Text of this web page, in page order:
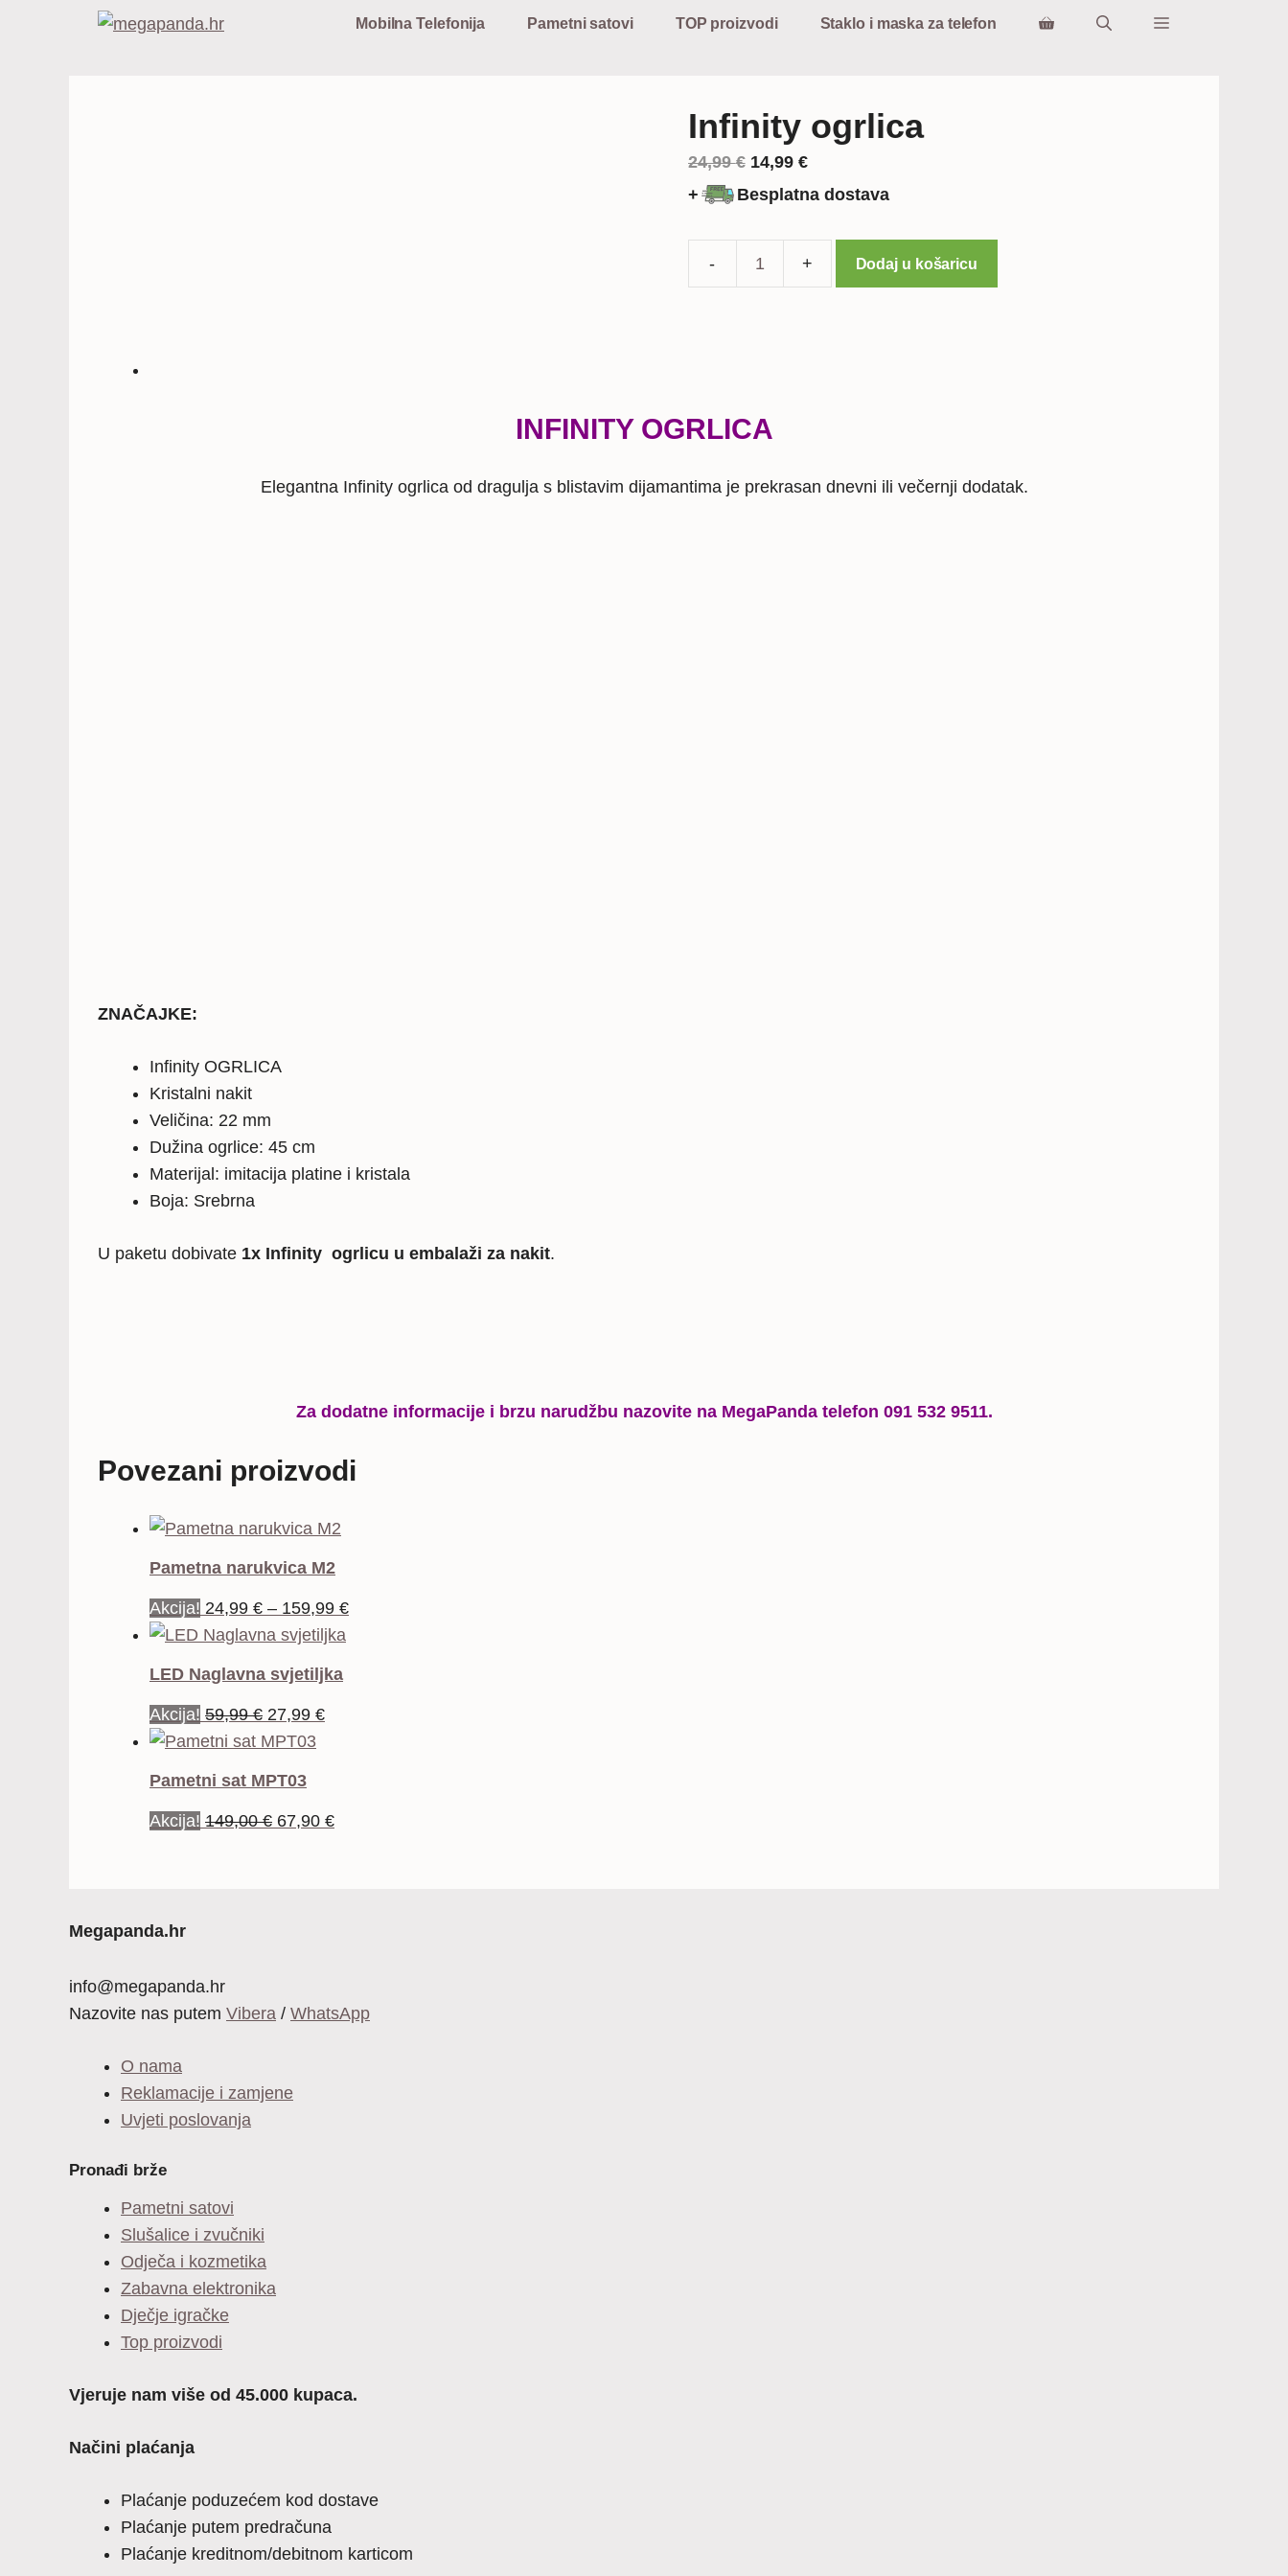
Mobilna Telefonija Pametni satovi TOP proizvodi Staklo i maska za telefon
Infinity ogrlica
24,99€ Izvorna
cijena
je:
24,99 €.
14,99 €Trenutna
cijena
14,99 €.
+ Besplatna dostava
Dodaj u košaricu
INFINITY OGRLICA
Elegantna Infinity ogrlica od dragulja s blistavim dijamantima je prekrasan dnevni ili večernji dodatak.
ZNAČAJKE:
Infinity OGRLICA
Kristalni nakit
Veličina: 22 mm
Dužina ogrlice: 45 cm
Materijal: imitacija platine i kristala
Boja: Srebrna
U paketu dobivate 1x Infinity ogrlicu u embalaži za nakit.
Za dodatne informacije i brzu narudžbu nazovitena MegaPanda telefon 091 532 9511.
Povezani proizvodi
Pametna narukvica M2
Akcija! 24,99 € – 159,99 €Raspon
LED Naglavna svjetiljka
Akcija! 59,99€ Izvorna
cijena
je:
59,99 €.
27,99 €Trenutna
Pametni sat MPT03
Akcija! 149,00€ Izvorna
67,90 €Trenutna
Megapanda.hr
info@megapanda.hr
Nazovite nas putem Vibera / WhatsApp
O nama
Reklamacije i zamjene
Uvjeti poslovanja
Pronađi brže
Pametni satovi
Slušalice i zvučniki
Odječa i kozmetika
Zabavna elektronika
Dječje igračke
Top proizvodi
Vjeruje nam više od 45.000 kupaca.
Načini plaćanja
Plaćanje poduzećem kod dostave
Plaćanje putem predračuna
Plaćanje kreditnom/debitnom karticom